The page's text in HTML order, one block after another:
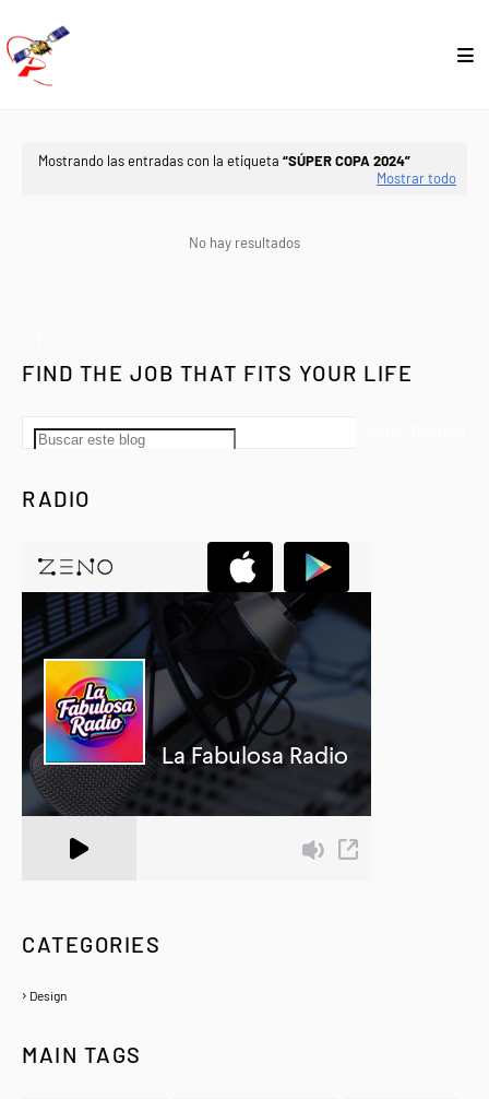
Mostrando las entradas con la etiqueta SÚPER COPA 2024
Mostrar todo
No hay resultados
FIND THE JOB THAT FITS YOUR LIFE
RADIO
CATEGORIES
Design
MAIN TAGS